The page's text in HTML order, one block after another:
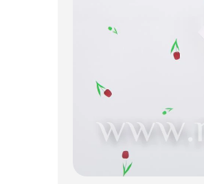
Пакеты для цветов и подарков
Изделия из металла
Искусственные цветы и растения
Декоративные вазы, кашпо